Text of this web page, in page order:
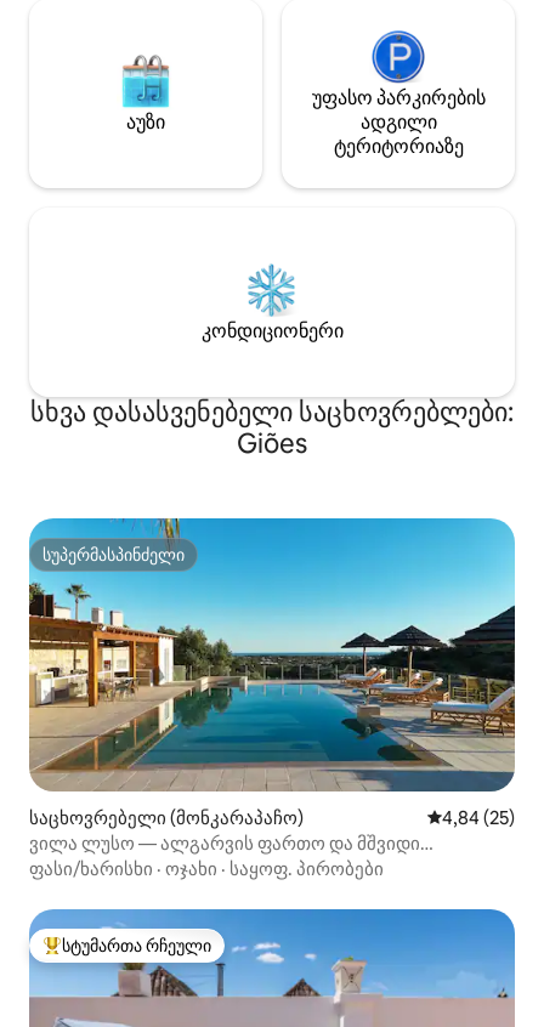
აუზი
უფასო პარკირების
ადგილი
ტერიტორიაზე
კონდიციონერი
სხვა დასასვენებელი საცხოვრებლები:
Giões
სუპერმასპინძელი
სუპერმასპინძელი
საცხოვრებელი (მონკარაპაჩო) საშუალო
4,84 (25)
ვილა ლუსო — ალგარვის ფართო და მშვიდი
საცხოვრებელი
ფასი/ხარისხი · ოჯახი · საყოფ. პირობები
სტუმართა რჩეული მოწინავე ვარიანტი
სტუმართა რჩეული